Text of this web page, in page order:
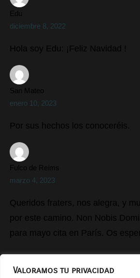
Valoramos tu privacidad
Edu
diciembre 8, 2022
Hola soy Edu: ¡Feliz Navidad !
San Mateo
enero 10, 2023
Por sus hechos los conoceréis.
Fulco de Reims
marzo 4, 2023
Queridos fraters, nos alegra, y
por este camino. Non Nobis
para mayo cita en París. Os